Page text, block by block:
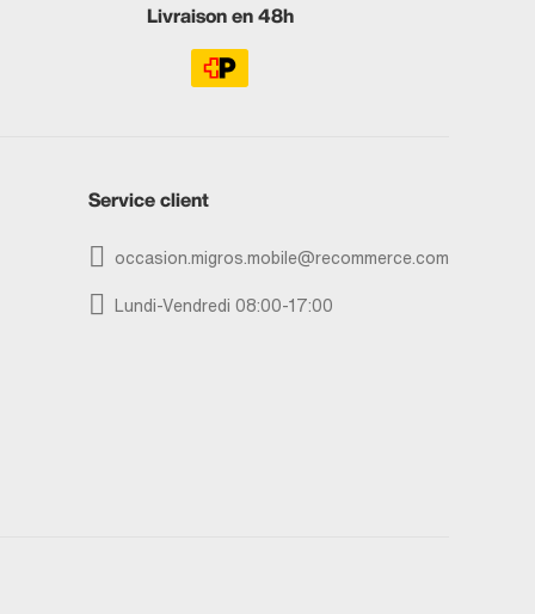
Livraison en 48h
Service client
occasion.migros.mobile@recommerce.com
Lundi-Vendredi 08:00-17:00